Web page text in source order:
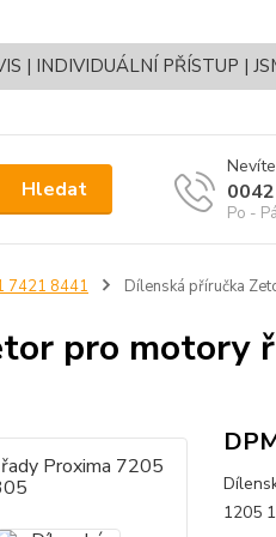
| INDIVIDUÁLNÍ PŘÍSTUP |
Hledat
Po -
7421 8441 Dílenská příručka
pro motory
1205